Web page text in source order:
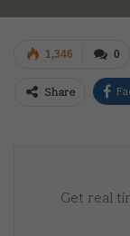
0
1,346
Share
Get real